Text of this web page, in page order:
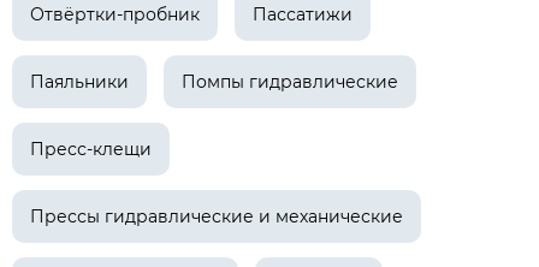
Отвёртки-пробник Пассатижи
Паяльники Помпы гидравлические
Пресс-клещи
Прессы гидравлические и механические